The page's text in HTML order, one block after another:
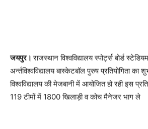
जयपुर।राजस्थान विश्वविद्यालय स्पोर्ट्स बोर्ड
अर्न्तविश्वविद्यालय बास्केटबॉल पुरुष प्रतियोगिता
विश्वविद्यालय की मेजबानी में आयोजित हो रही इस
119 टीमों में 1800 खिलाड़ी व कोच मैनेजर भाग ले